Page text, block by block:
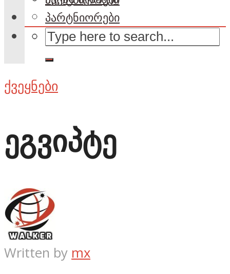
პარტნიორები
ქვეყნები
ეგვიპტე
Written by mx